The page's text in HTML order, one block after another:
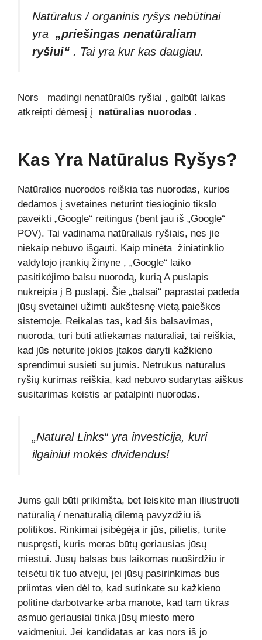
Natūralus / organinis ryšys nebūtinai
yra „priešingas nenatūraliam
ryšiui“ . Tai yra kur kas daugiau.
Nors madingi nenatūralūs ryšiai , galbūt laikas
atkreipti dėmesį į natūralias nuorodas .
Kas Yra Natūralus Ryšys?
Natūralios nuorodos reiškia tas nuorodas, kurios
dedamos į svetaines neturint tiesioginio tikslo
paveikti „Google“ reitingus (bent jau iš „Google“
POV). Tai vadinama natūraliais ryšiais, nes jie
niekaip nebuvo išgauti. Kaip minėta žiniatinklio
valdytojo įrankių žinyne , „Google“ laiko
pasitikėjimo balsu nuorodą, kurią A puslapis
nukreipia į B puslapį. Šie „balsai“ paprastai padeda
jūsų svetainei užimti aukštesnę vietą paieškos
sistemoje. Reikalas tas, kad šis balsavimas,
nuoroda, turi būti atliekamas natūraliai, tai reiškia,
kad jūs neturite jokios įtakos daryti kažkieno
sprendimui susieti su jumis. Netrukus natūralus
ryšių kūrimas reiškia, kad nebuvo sudarytas aiškus
susitarimas keistis ar patalpinti nuorodas.
„Natural Links“ yra investicija, kuri
ilgainiui mokės dividendus!
Jums gali būti prikimšta, bet leiskite man iliustruoti
natūralią / nenatūralią dilemą pavyzdžiu iš
politikos. Rinkimai įsibėgėja ir jūs, pilietis, turite
nuspręsti, kuris meras būtų geriausias jūsų
miestui. Jūsų balsas bus laikomas nuoširdžiu ir
teisėtu tik tuo atveju, jei jūsų pasirinkimas bus
priimtas vien dėl to, kad sutinkate su kažkieno
politine darbotvarke arba manote, kad tam tikras
asmuo geriausiai tinka jūsų miesto mero
vaidmeniui. Jei kandidatas ar kas nors iš jo